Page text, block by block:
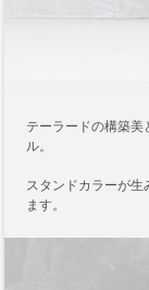
テーラードの構築
ル。
スタンドカラーが生
ます。